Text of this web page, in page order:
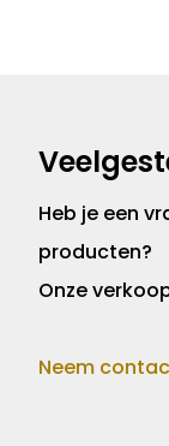
Heb je een
producten?
Onze
Neem